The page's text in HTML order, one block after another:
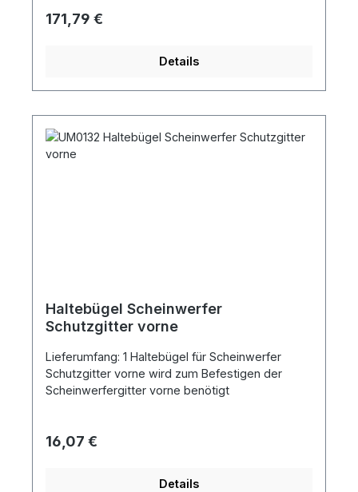
Regulärer Preis:
171,79 €
Details
Haltebügel Scheinwerfer
Schutzgitter vorne
Lieferumfang: 1 Haltebügel für Scheinwerfer
Schutzgitter vorne wird zum Befestigen der
Scheinwerfergitter vorne benötigt
Regulärer Preis:
16,07 €
Details